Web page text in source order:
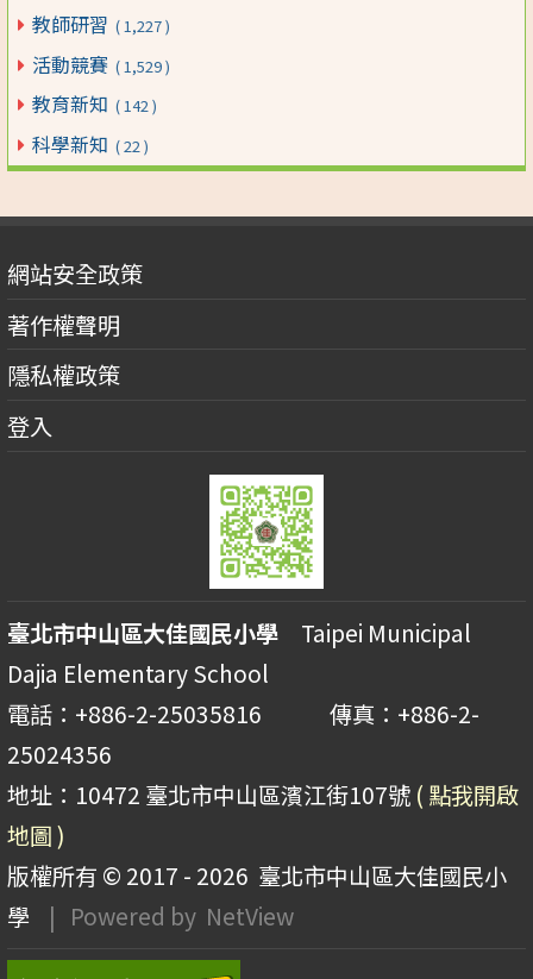
教師研習 ( 1,227 )
活動競賽 ( 1,529 )
教育新知 ( 142 )
科學新知 ( 22 )
網站安全政策
著作權聲明
隱私權政策
登入
臺北市中山區大佳國民小學 Taipei Municipal
Dajia Elementary School
電話：+886-2-25035816 傳真：+886-2-
25024356
地址：10472 臺北市中山區濱江街107號 ( 點我開啟
地圖 )
版權所有 © 2017 - 2026 臺北市中山區大佳國民小
學
| Powered by NetView